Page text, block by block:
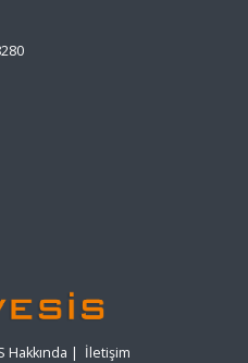
Hakkında | İletişim